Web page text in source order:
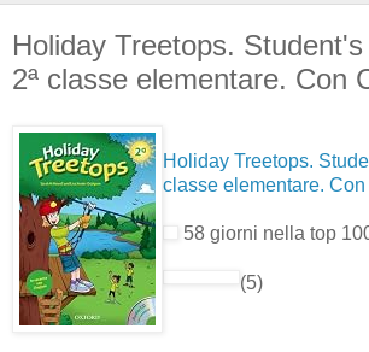
Holiday Treetops.
2ª classe elementare. Con
Holiday Treetops.
classe elementare. Con
58 giorni nella top
(5)